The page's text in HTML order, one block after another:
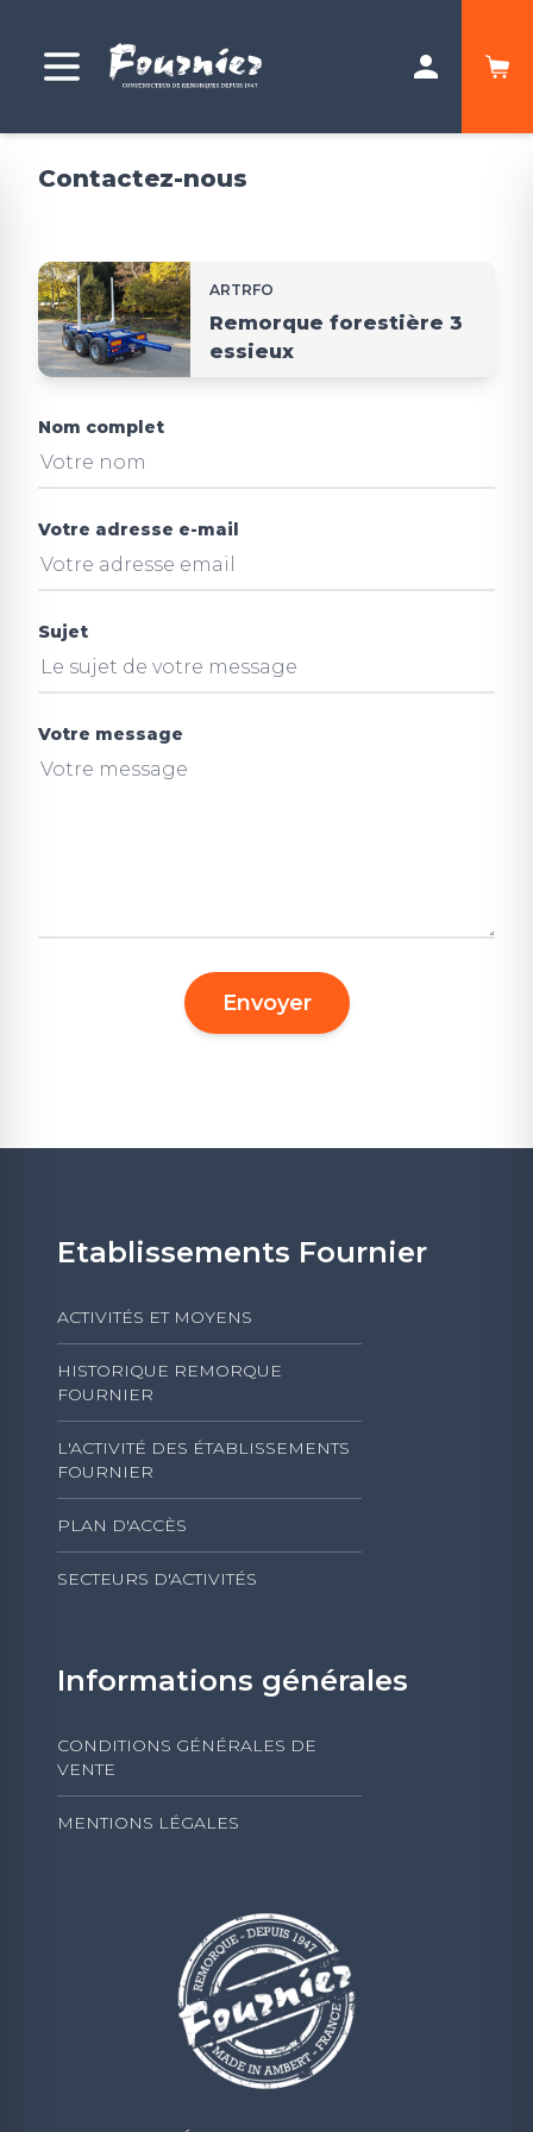
Contactez-nous
ARTRFO
Remorque forestière 3
essieux
Nom complet
Votre adresse e-mail
Sujet
Votre message
Envoyer
Etablissements Fournier
ACTIVITÉS ET MOYENS
HISTORIQUE REMORQUE
FOURNIER
L'ACTIVITÉ DES ÉTABLISSEMENTS
FOURNIER
PLAN D'ACCÈS
SECTEURS D'ACTIVITÉS
Informations générales
CONDITIONS GÉNÉRALES DE
VENTE
MENTIONS LÉGALES